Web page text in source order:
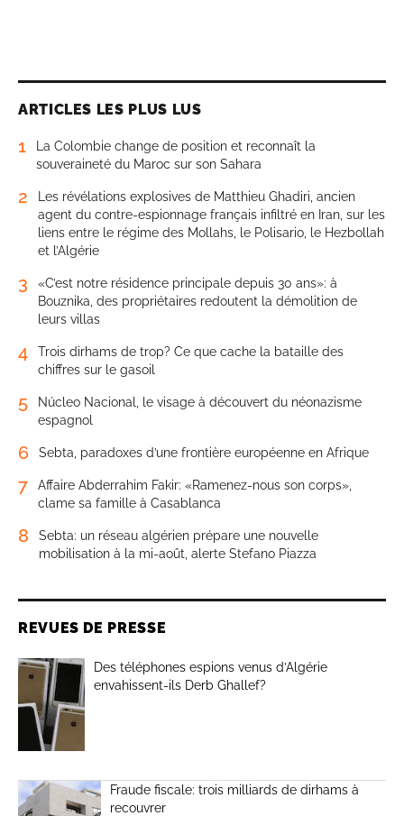
ARTICLES LES PLUS LUS
1
La Colombie change de position et reconnaît la
souveraineté du Maroc sur son Sahara
2
Les révélations explosives de Matthieu Ghadiri, ancien
agent du contre-espionnage français infiltré en Iran, sur les
liens entre le régime des Mollahs, le Polisario, le Hezbollah
et l’Algérie
3
«C’est notre résidence principale depuis 30 ans»: à
Bouznika, des propriétaires redoutent la démolition de
leurs villas
4
Trois dirhams de trop? Ce que cache la bataille des
chiffres sur le gasoil
5
Núcleo Nacional, le visage à découvert du néonazisme
espagnol
6 Sebta, paradoxes d’une frontière européenne en Afrique
7
Affaire Abderrahim Fakir: «Ramenez-nous son corps»,
clame sa famille à Casablanca
8
Sebta: un réseau algérien prépare une nouvelle
mobilisation à la mi-août, alerte Stefano Piazza
REVUES DE PRESSE
Des téléphones espions venus d’Algérie
envahissent-ils Derb Ghallef?
Fraude fiscale: trois milliards de dirhams à
recouvrer